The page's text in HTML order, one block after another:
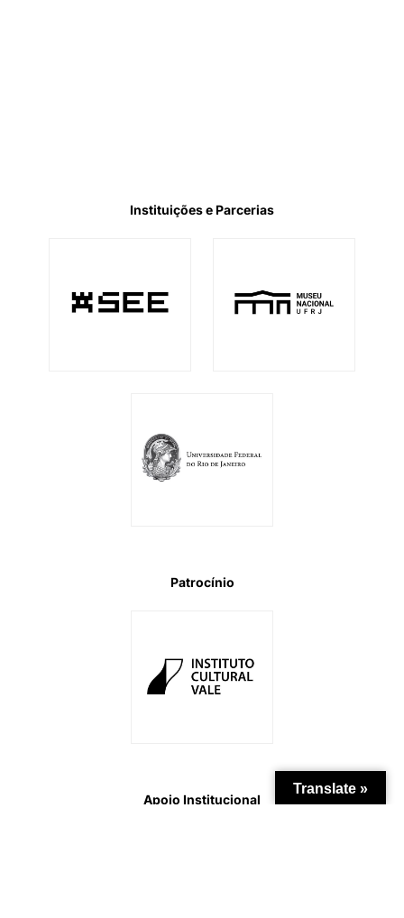
Instituições e Parcerias
Patrocínio
Apoio Institucional
Translate »